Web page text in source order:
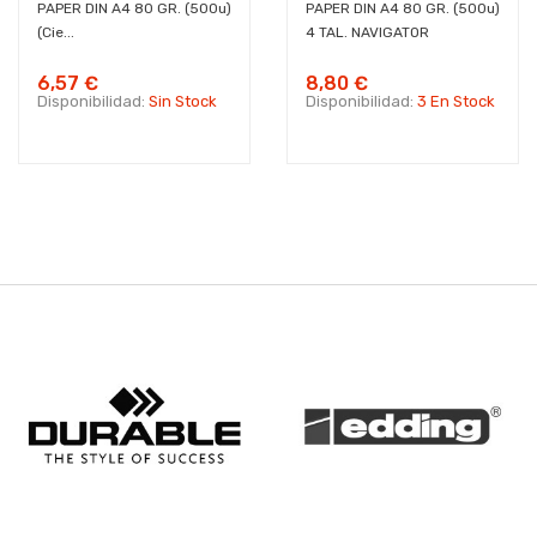
PAPER DIN A4 80 GR. (500u)
(cie...
6,57 €
Disponibilidad: Sin Stock
PAPER DIN A4 80 GR. (500u)
4 TAL. NAVIGATOR
8,80 €
Disponibilidad: 3 En Stock